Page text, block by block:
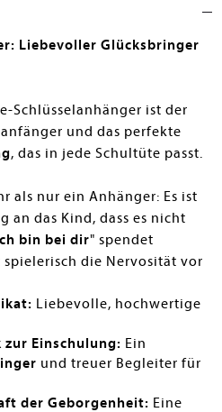
Liebevoller Glücksbringer
Schlüsselanhänger ist der
und das perfekte
, das in jede Schultüte passt.
als nur ein Anhänger: Es ist
an das Kind, dass es nicht
bin bei dir" spendet
die Nervosität vor
Liebevolle, hochwertige
zur Einschulung: Ein
und treuer Begleiter für
der Geborgenheit: Eine